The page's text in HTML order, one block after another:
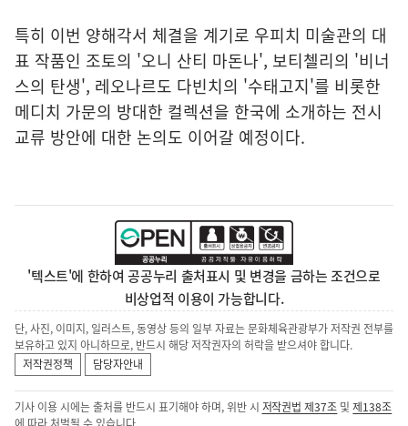
특히 이번 양해각서 체결을 계기로 우피치 미술관의 대
표 작품인 조토의 '오니 산티 마돈나', 보티첼리의 '비너
스의 탄생', 레오나르도 다빈치의 '수태고지'를 비롯한
메디치 가문의 방대한 컬렉션을 한국에 소개하는 전시
교류 방안에 대한 논의도 이어갈 예정이다.
'텍스트'에 한하여 공공누리 출처표시 및 변경을 금하는 조건으로
비상업적 이용이 가능합니다.
단, 사진, 이미지, 일러스트, 동영상 등의 일부 자료는 문화체육관광부가 저작권 전부를
보유하고 있지 아니하므로, 반드시 해당 저작권자의 허락을 받으셔야 합니다.
저작권정책
담당자안내
기사 이용 시에는 출처를 반드시 표기해야 하며, 위반 시 저작권법 제37조 및제138조